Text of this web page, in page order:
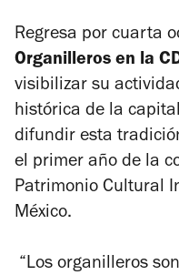
Regresa por cuarta
Organilleros en la
visibilizar su
histórica de la
difundir esta
el primer año de la
Patrimonio Cultural
México.
“Los organilleros